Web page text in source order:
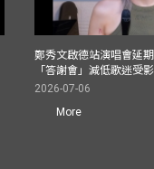
鄭秀文啟德站演唱會延
「答謝會」減低歌迷受
2026-07-06
More